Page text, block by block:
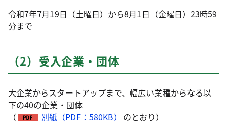
令和7年7月19日（土曜日）から8月1日（金曜日）23時59
分まで
（2）受入企業・団体
大企業からスタートアップまで、幅広い業種からなる以
下の40の企業・団体
（
別紙（PDF：580KB） のとおり）